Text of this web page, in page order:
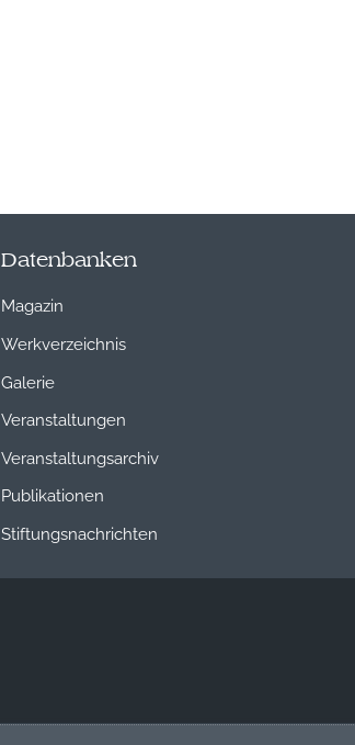
Datenbanken
Magazin
Werkverzeichnis
Galerie
Veranstaltungen
Veranstaltungsarchiv
Publikationen
Stiftungsnachrichten